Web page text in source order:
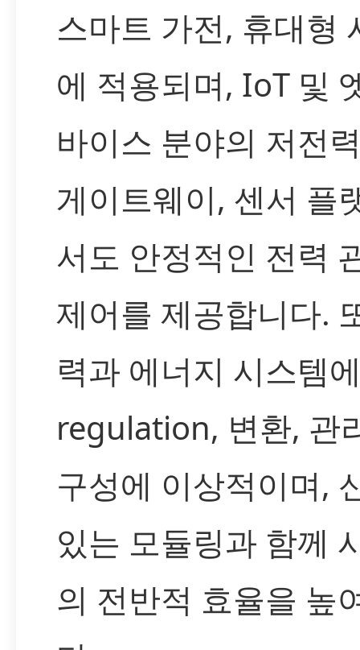
스마트 가전, 휴대형
에 적용되며, IoT 및
바이스 분야의 저전
게이트웨이, 센서 플
서도 안정적인 전력
제어를 제공합니다.
력과 에너지 시스템
regulation, 변환, 관
구성에 이상적이며,
있는 모듈링과 함께
의 전반적 효율을 높